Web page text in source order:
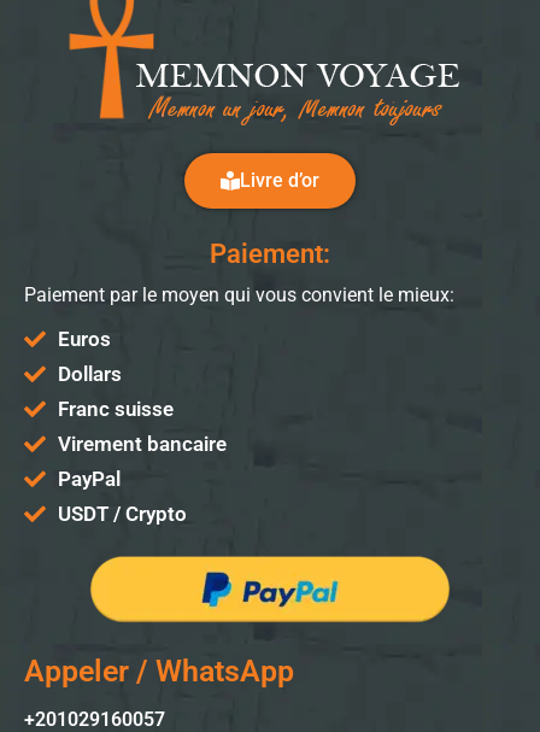
Livre d’or
Paiement:
Paiement par le moyen qui vous convient le mieux:
Euros
Dollars
Franc suisse
Virement bancaire
PayPal
USDT / Crypto
Appeler / WhatsApp
+201029160057